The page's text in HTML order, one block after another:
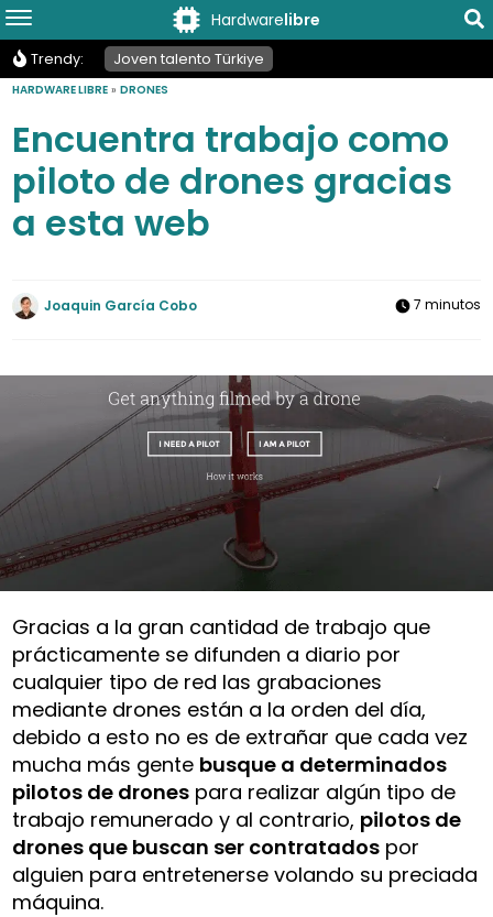
Hardwarelibre
Trendy: Joven talento Türkiye
HARDWARE LIBRE »DRONES
Encuentra trabajo como
piloto de drones gracias
a esta web
Joaquin García Cobo 7 minutos
Gracias a la gran cantidad de trabajo que
prácticamente se difunden a diario por
cualquier tipo de red las grabaciones
mediante drones están a la orden del día,
debido a esto no es de extrañar que cada vez
mucha más gente busque a determinados
pilotos de drones para realizar algún tipo de
trabajo remunerado y al contrario, pilotos de
drones que buscan ser contratados por
alguien para entretenerse volando su preciada
máquina.